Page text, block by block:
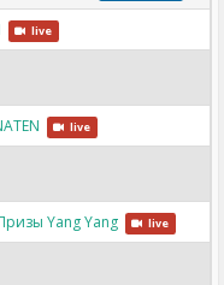
live
live
Yang Yang live